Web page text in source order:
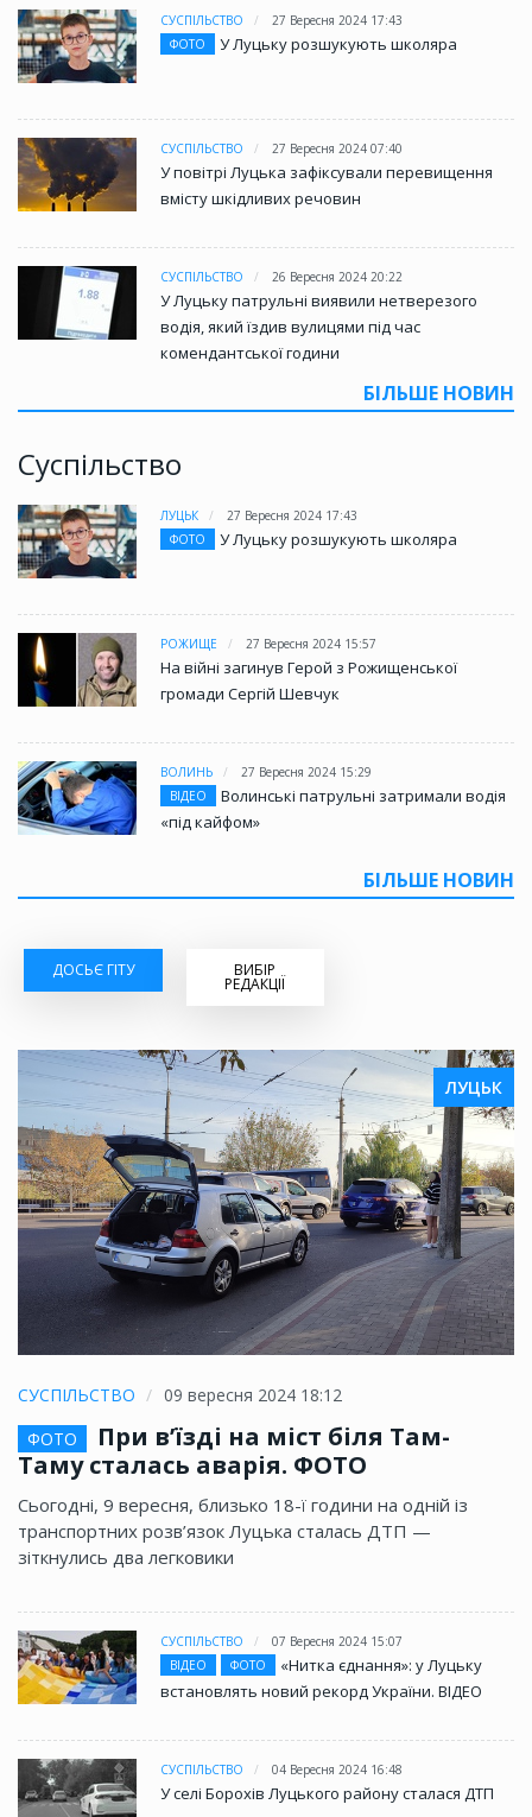
СУСПІЛЬСТВО
27 Вересня 2024 17:43
ФОТО
У Луцьку розшукують школяра
СУСПІЛЬСТВО 27 Вересня 2024 07:40
У повітрі Луцька зафіксували перевищення
вмісту шкідливих речовин
СУСПІЛЬСТВО 26 Вересня 2024 20:22
У Луцьку патрульні виявили нетверезого
водія, який їздив вулицями під час
комендантської години
БІЛЬШЕ НОВИН
Суспільство
ЛУЦЬК
27 Вересня 2024 17:43
ФОТО
У Луцьку розшукують школяра
РОЖИЩЕ 27 Вересня 2024 15:57
На війні загинув Герой з Рожищенської
громади Сергій Шевчук
ВОЛИНЬ
27 Вересня 2024 15:29
ВІДЕО
Волинські патрульні затримали водія
«під кайфом»
БІЛЬШЕ НОВИН
ДОСЬЄ ГІТУ ВИБІР
РЕДАКЦІЇ
ЛУЦЬК
СУСПІЛЬСТВО
09 вересня 2024 18:12
ФОТО
При в’їзді на міст біля Там-
Таму сталась аварія. ФОТО
Сьогодні, 9 вересня, близько 18-ї години на одній із
транспортних розв’язок Луцька сталась ДТП —
зіткнулись два легковики
СУСПІЛЬСТВО
07 Вересня 2024 15:07
ВІДЕО
ФОТО
«Нитка єднання»: у Луцьку
встановлять новий рекорд України. ВІДЕО
СУСПІЛЬСТВО 04 Вересня 2024 16:48
У селі Борохів Луцького району сталася ДТП